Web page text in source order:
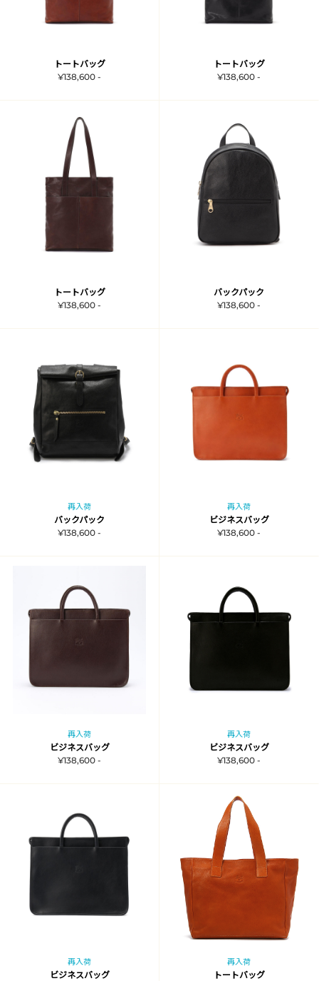
トートバッグ
¥138,600 -
トートバッグ
¥138,600 -
トートバッグ
¥138,600 -
バックパック
¥138,600 -
再入荷
バックパック
¥138,600 -
再入荷
ビジネスバッグ
¥138,600 -
再入荷
ビジネスバッグ
¥138,600 -
再入荷
ビジネスバッグ
¥138,600 -
再入荷
ビジネスバッグ
再入荷
トートバッグ